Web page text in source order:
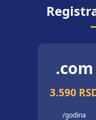
.com
3.590
/godina